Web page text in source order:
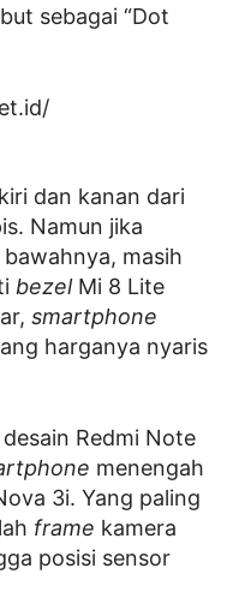
sebagai “Dot
dan kanan dari
Namun jika
masih
bezelMi 8 Lite
smartphone
harganya nyaris
Redmi Note
menengah
3i. Yang paling
frame kamera
posisi sensor